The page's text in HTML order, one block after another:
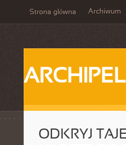
Strona główna Archiwum
ODKRYJ